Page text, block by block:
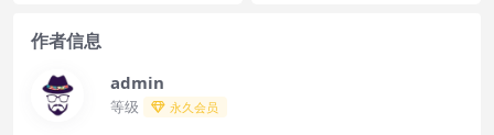
作者信息
admin
等级 永久会员